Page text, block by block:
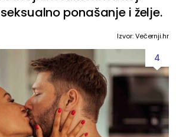
ponašanje i želje.
Izvor: Večernji.hr
4